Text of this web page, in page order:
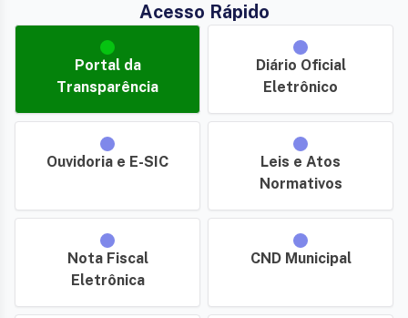
Acesso Rápido
Portal da
Transparência
Diário Oficial
Eletrônico
Ouvidoria e E-SIC
Leis e Atos
Normativos
Nota Fiscal
Eletrônica
CND Municipal